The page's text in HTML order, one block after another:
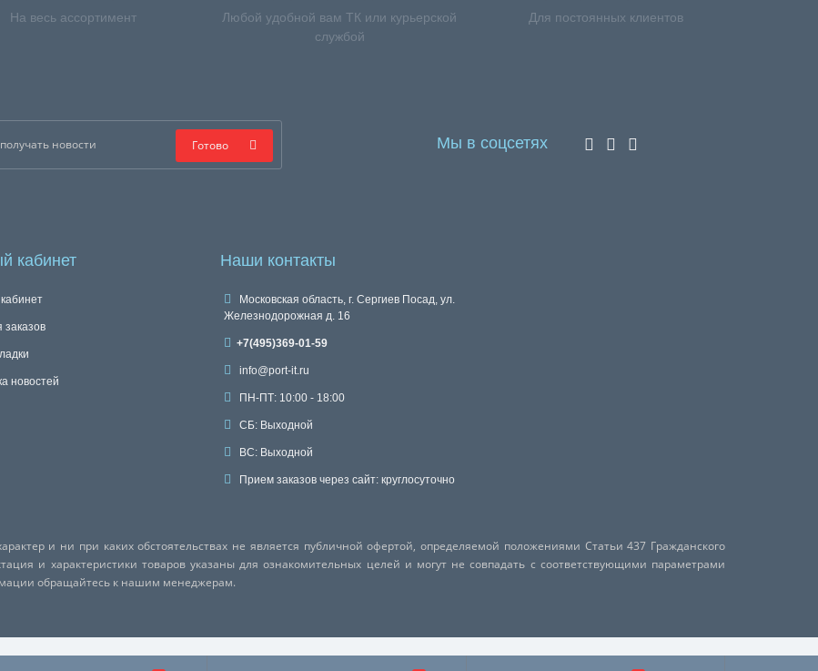
На весь ассортимент
Любой удобной вам ТК или курьерской
службой
Для постоянных клиентов
Готово Мы в соцсетях
кабинет
заказов
новостей
Наши контакты
Московская область, г. Сергиев Посад, ул.
Железнодорожная д. 16
+7(495)369-01-59
info@port-it.ru
ПН-ПТ: 10:00 - 18:00
СБ: Выходной
ВС: Выходной
Прием заказов через сайт: круглосуточно
и ни при каких обстоятельствах не является публичной офертой, определяемой положениями Статьи 437 Гражданского
и характеристики товаров указаны для ознакомительных целей и могут не совпадать с соответствующими параметрами
обращайтесь к нашим менеджерам.